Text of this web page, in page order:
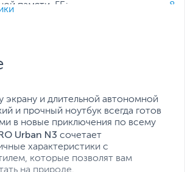
памяти, ГБ:
8
дюйм:
экрану и длительной автономной
и прочный ноутбук всегда готов
в новые приключения по всему
Urban N3 сочетает
характеристики с
которые позволят вам